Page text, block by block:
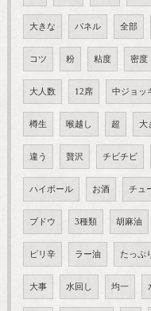
大きな パネル 全部
コツ 粉 粘度 密度
大人数 12席 中ジョッ
樽生 喉越し 超 大
違う 贅沢 チビチビ
ハイボール お酒 チュ
ブドウ 3種類 胡麻油
ピリ辛 ラー油 たっぷ
大事 水回し 均一